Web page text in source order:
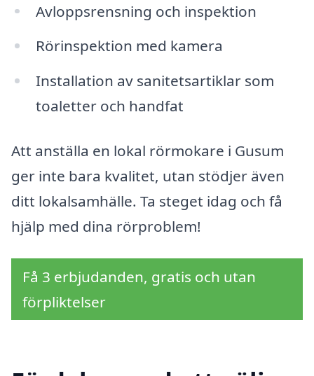
Avloppsrensning och inspektion
Rörinspektion med kamera
Installation av sanitetsartiklar som
toaletter och handfat
Att anställa en lokal rörmokare i Gusum
ger inte bara kvalitet, utan stödjer även
ditt lokalsamhälle. Ta steget idag och få
hjälp med dina rörproblem!
Få 3 erbjudanden, gratis och utan
förpliktelser